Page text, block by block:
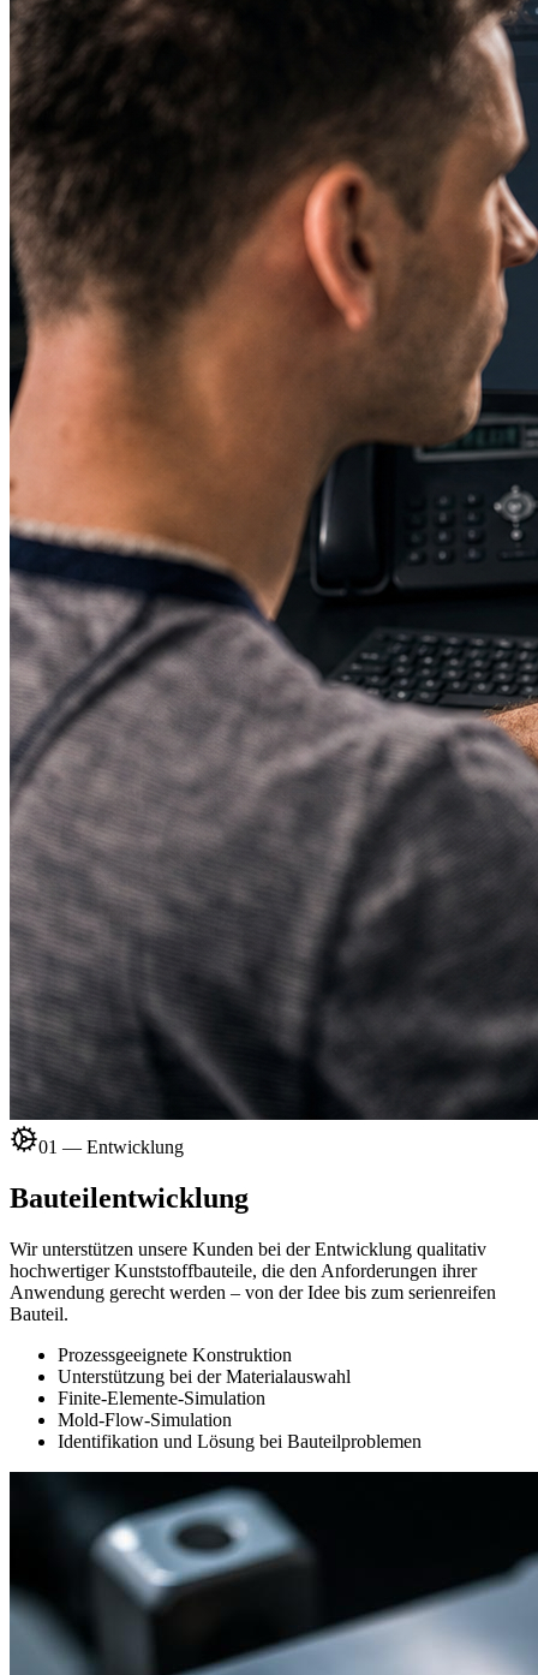
01 — Entwicklung
Bauteilentwicklung
Wir unterstützen unsere Kunden bei der Entwicklung qualitativ
hochwertiger Kunststoffbauteile, die den Anforderungen ihrer
Anwendung gerecht werden – von der Idee bis zum serienreifen
Bauteil.
Prozessgeeignete Konstruktion
Unterstützung bei der Materialauswahl
Finite-Elemente-Simulation
Mold-Flow-Simulation
Identifikation und Lösung bei Bauteilproblemen